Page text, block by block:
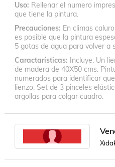
Uso Rellenar el numero
que tiene la pintura.
Precauciones En climas
es posible que la pintura
5 gotas de agua para volver a
Caractarísticas Incluye: Un
de madera de 40X50 cms.
numerados para identificar
lienzo. Set de 3 pinceles
argollas para colgar cuadro.